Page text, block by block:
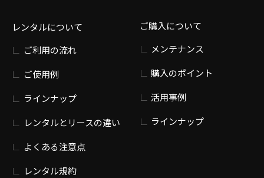
レンタルについて
ご利用の流れ
ご使用例
ラインナップ
レンタルとリースの違い
よくある注意点
レンタル規約
ご購入について
メンテナンス
購入のポイント
活用事例
ラインナップ